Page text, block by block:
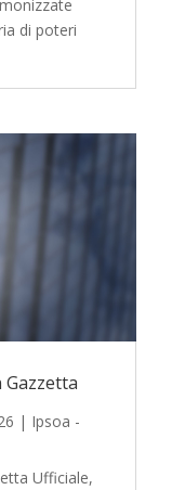
di poteri
| Ipsoa -
Ufficiale,